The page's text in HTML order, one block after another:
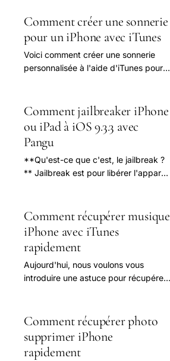
Comment créer une sonnerie
pour un iPhone avec iTunes
Voici comment créer une sonnerie
personnalisée à l'aide d'iTunes pour
créer.
Comment jailbreaker iPhone
ou iPad à iOS 9.3.3 avec
Pangu
**Qu'est-ce que c'est, le jailbreak ?
** Jailbreak est pour libérer l'appareil
Comment récupérer musique
iPhone avec iTunes
rapidement
Aujourd'hui, nous voulons vous
introduire une astuce pour récupérer
envoûte.
Comment récupérer photo
supprimer iPhone
rapidement